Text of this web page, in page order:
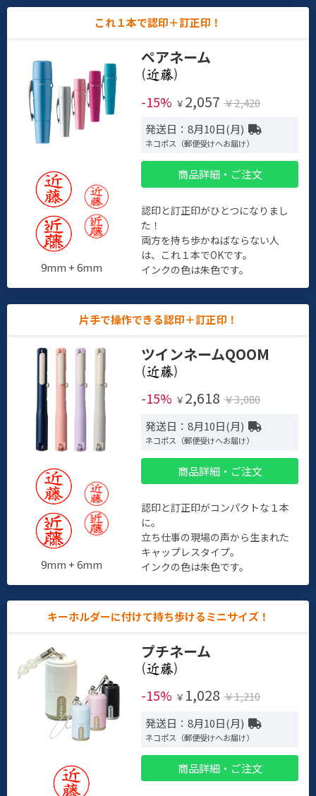
これ１本で認印＋訂正印！
9mm + 6mm
ペアネーム
(
)
-15% ￥ 2,057 ￥2,420
発送日：8月10日(月)
ネコポス（郵便受けへお届け）
商品詳細・ご注文
認印と訂正印がひとつになりまし
た！
両方を持ち歩かねばならない人
は、これ１本でOKです。
インクの色は朱色です。
片手で操作できる認印＋訂正印！
9mm + 6mm
ツインネームQOOM
(
)
-15% ￥ 2,618 ￥3,080
発送日：8月10日(月)
ネコポス（郵便受けへお届け）
商品詳細・ご注文
認印と訂正印がコンパクトな１本
に。
立ち仕事の現場の声から生まれた
キャップレスタイプ。
インクの色は朱色です。
キーホルダーに付けて持ち歩けるミニサイズ！
プチネーム
(
)
-15% ￥ 1,028 ￥1,210
発送日：8月10日(月)
ネコポス（郵便受けへお届け）
商品詳細・ご注文